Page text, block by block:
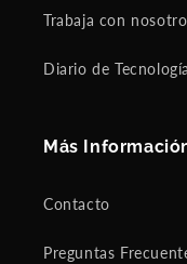
Trabaja con
Diario de
Más
Contacto
Preguntas